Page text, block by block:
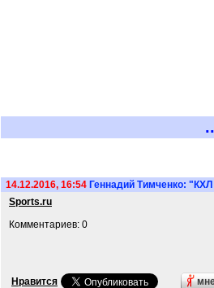
14.12.2016, 16:54 Геннадий Тимченко:
Sports.ru
Комментариев: 0
Нравится